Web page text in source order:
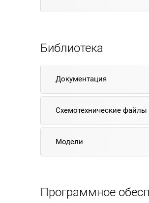
Библиотека
Документация
Схемотехнические
Модели
Программное